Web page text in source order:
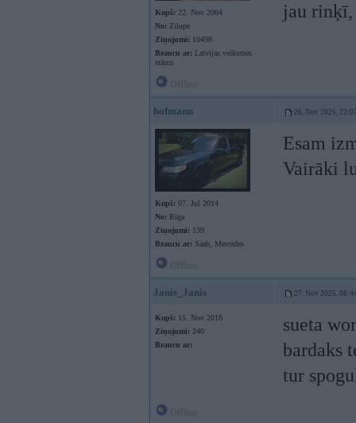
Kopš: 22. Nov 2004
No: Zilupe
Ziņojumi: 10498
Braucu ar: Latvijas veiksmes
stāstu
jau rinķī,
hofmann 26. Nov 2025,
Kopš: 07. Jul 2014
No: Rīga
Ziņojumi: 139
Braucu ar: Saab, Mercedes
Esam
Vairāki
Janis_Janis 27. Nov 2025,
Kopš: 15. Nov 2018
Ziņojumi: 240
Braucu ar:
sueta
bardaks
tur